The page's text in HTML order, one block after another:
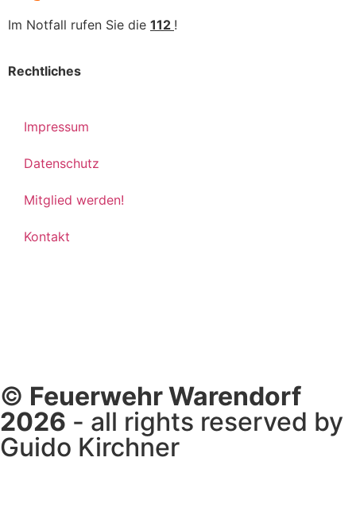
Im Notfall rufen Sie die 112 !
Rechtliches
Impressum
Datenschutz
Mitglied werden!
Kontakt
© Feuerwehr Warendorf
2026 - all rights reserved by
Guido Kirchner